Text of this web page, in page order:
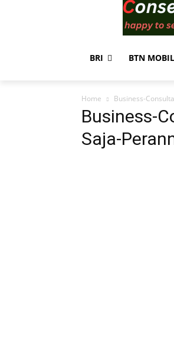
BRI BTN
Home Business-
Business-
Saja-